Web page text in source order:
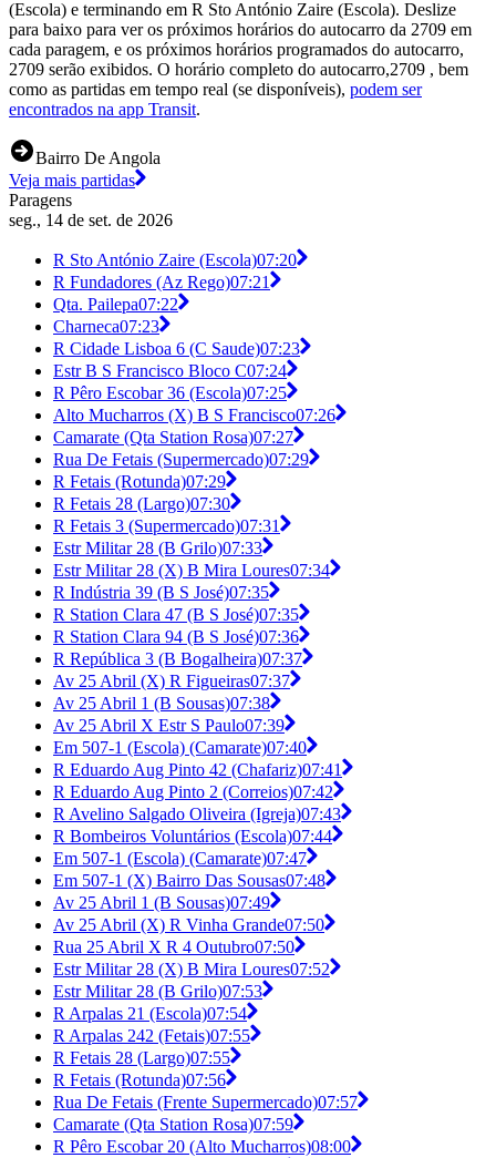
(Escola) e terminando em R Sto António Zaire (Escola). Deslize
para baixo para ver os próximos horários do autocarro da 2709 em
cada paragem, e os próximos horários programados do autocarro,
2709 serão exibidos. O horário completo do autocarro,2709 , bem
como as partidas em tempo real (se disponíveis), podem ser
encontrados na app Transit.
Bairro De Angola
Veja mais partidas
Paragens
seg., 14 de set. de 2026
R Sto António Zaire (Escola)07:20
R Fundadores (Az Rego)07:21
Qta. Pailepa07:22
Charneca07:23
R Cidade Lisboa 6 (C Saude)07:23
Estr B S Francisco Bloco C07:24
R Pêro Escobar 36 (Escola)07:25
Alto Mucharros (X) B S Francisco07:26
Camarate (Qta Station Rosa)07:27
Rua De Fetais (Supermercado)07:29
R Fetais (Rotunda)07:29
R Fetais 28 (Largo)07:30
R Fetais 3 (Supermercado)07:31
Estr Militar 28 (B Grilo)07:33
Estr Militar 28 (X) B Mira Loures07:34
R Indústria 39 (B S José)07:35
R Station Clara 47 (B S José)07:35
R Station Clara 94 (B S José)07:36
R República 3 (B Bogalheira)07:37
Av 25 Abril (X) R Figueiras07:37
Av 25 Abril 1 (B Sousas)07:38
Av 25 Abril X Estr S Paulo07:39
Em 507-1 (Escola) (Camarate)07:40
R Eduardo Aug Pinto 42 (Chafariz)07:41
R Eduardo Aug Pinto 2 (Correios)07:42
R Avelino Salgado Oliveira (Igreja)07:43
R Bombeiros Voluntários (Escola)07:44
Em 507-1 (Escola) (Camarate)07:47
Em 507-1 (X) Bairro Das Sousas07:48
Av 25 Abril 1 (B Sousas)07:49
Av 25 Abril (X) R Vinha Grande07:50
Rua 25 Abril X R 4 Outubro07:50
Estr Militar 28 (X) B Mira Loures07:52
Estr Militar 28 (B Grilo)07:53
R Arpalas 21 (Escola)07:54
R Arpalas 242 (Fetais)07:55
R Fetais 28 (Largo)07:55
R Fetais (Rotunda)07:56
Rua De Fetais (Frente Supermercado)07:57
Camarate (Qta Station Rosa)07:59
R Pêro Escobar 20 (Alto Mucharros)08:00